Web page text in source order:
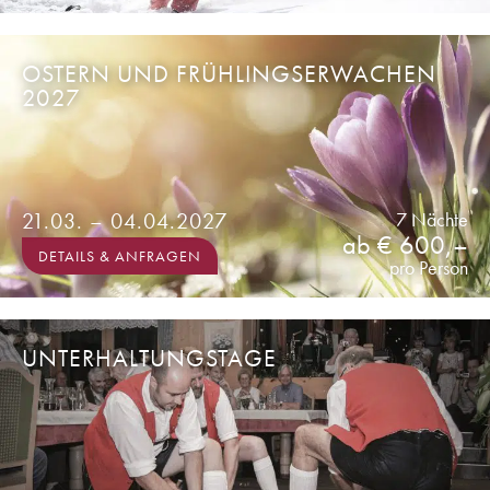
pro Person
ab € 600,–
7 Nächte
DETAILS & ANFRAGEN
21.03. – 04.04.2027
OSTERN UND FRÜHLINGSERWACHEN
2027
UNTERHALTUNGSTAGE